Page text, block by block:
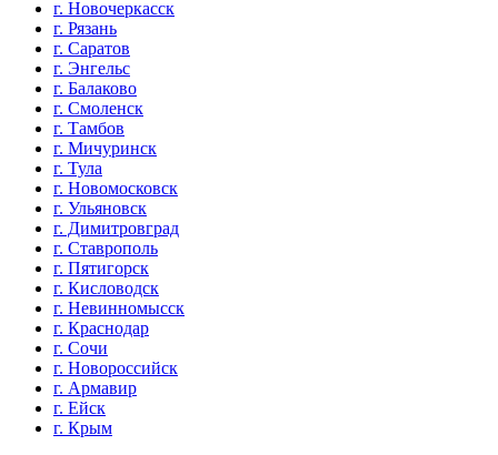
г. Новочеркасск
г. Рязань
г. Саратов
г. Энгельс
г. Балаково
г. Смоленск
г. Тамбов
г. Мичуринск
г. Тула
г. Новомосковск
г. Ульяновск
г. Димитровград
г. Ставрополь
г. Пятигорск
г. Кисловодск
г. Невинномысск
г. Краснодар
г. Сочи
г. Новороссийск
г. Армавир
г. Ейск
г. Крым